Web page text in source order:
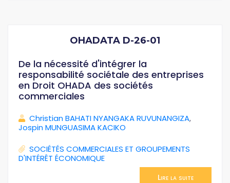
OHADATA D-26-01
De la nécessité d'intégrer la
responsabilité sociétale des entreprises
en Droit OHADA des sociétés
commerciales
Christian BAHATI NYANGAKA RUVUNANGIZA,
Jospin MUNGUASIMA KACIKO
SOCIÉTÉS COMMERCIALES ET GROUPEMENTS
D'INTÉRÊT ÉCONOMIQUE
Lire la suite